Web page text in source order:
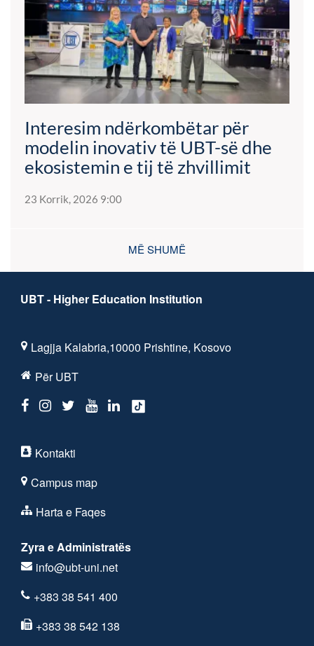
Interesim ndërkombëtar për
modelin inovativ të UBT-së dhe
ekosistemin e tij të zhvillimit
23 Korrik, 2026 9:00
MË SHUMË
UBT - Higher Education Institution
Lagjja Kalabria,10000 Prishtine, Kosovo
Për UBT
Kontakti
Campus map
Harta e Faqes
Zyra e Administratës
info@ubt-uni.net
+383 38 541 400
+383 38 542 138